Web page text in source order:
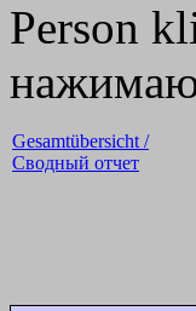
Person
Gesamtübersicht /
Сводный отчет